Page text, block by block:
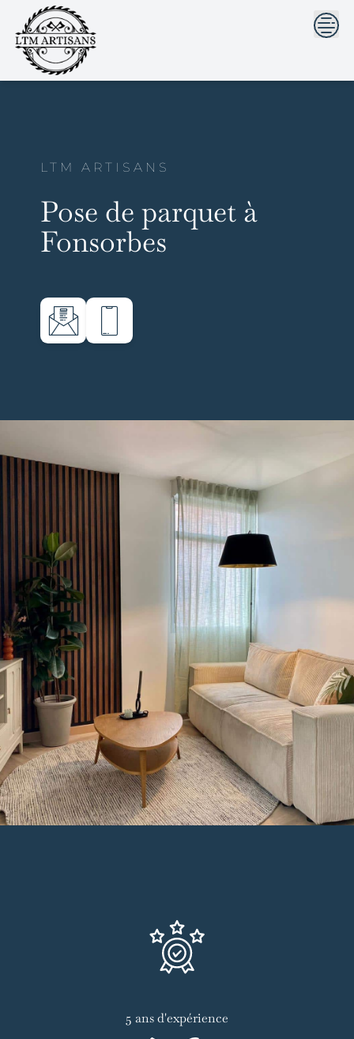
```html```
content
LTM ARTISANS
Pose de parquet à
Fonsorbes
5 ans d'expérience